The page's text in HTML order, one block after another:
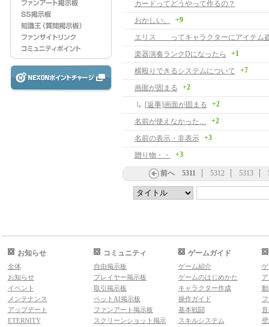
カードってどうやって作るの？
おかしい。
+9
エリス ってキャラクターにアイテム
楽器演奏ランクDになったら
+1
横殴りできるシステムについて +7
画面が固まる +2
[返事]画面が固まる +2
名前が使えなかった… +2
名前の表示・非表示 +3
贈り物・・ +3
前へ 5311 5312 5313
お知らせ
全体
お知らせ
イベント
メンテナンス
アップデート
ETERNITY
コミュニティ
自由掲示板
プレイヤー掲示板
取引掲示板
ペットAI掲示板
ファンアート掲示板
スクリーンショット掲示
ゲームガイド
ゲーム紹介
ゲームのはじめかた
キャラクター作成
操作ガイド
基本戦闘
スキルシステム